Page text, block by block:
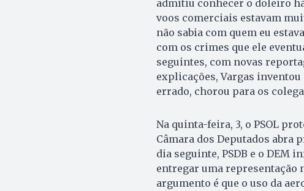
admitiu conhecer o doleiro
voos comerciais estavam
não sabia com quem eu
com os crimes que ele
seguintes, com novas
explicações, Vargas
errado, chorou para os
Na quinta-feira, 3, o PSOL
Câmara dos Deputados abra
dia seguinte, PSDB e o DEM
entregar uma representação
argumento é que o uso da